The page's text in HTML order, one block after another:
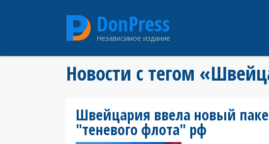
DonPress
Независимое издание
Новости с тегом
Швейцария ввела новый
"теневого флота" рф